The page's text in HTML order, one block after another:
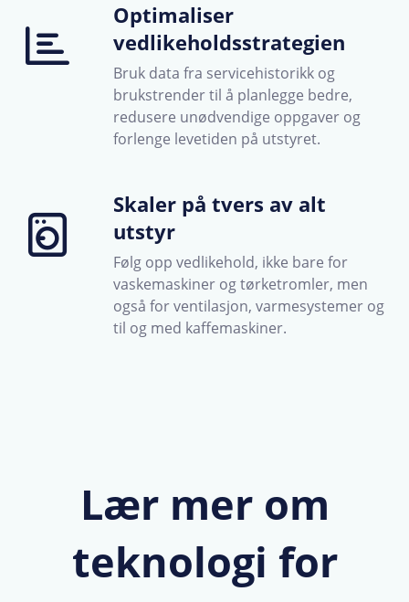
Optimaliser
vedlikeholdsstrategien
Bruk data fra servicehistorikk og
brukstrender til å planlegge bedre,
redusere unødvendige oppgaver og
forlenge levetiden på utstyret.
Skaler på tvers av alt
utstyr
Følg opp vedlikehold, ikke bare for
vaskemaskiner og tørketromler, men
også for ventilasjon, varmesystemer og
til og med kaffemaskiner.
Lær mer om
teknologi for